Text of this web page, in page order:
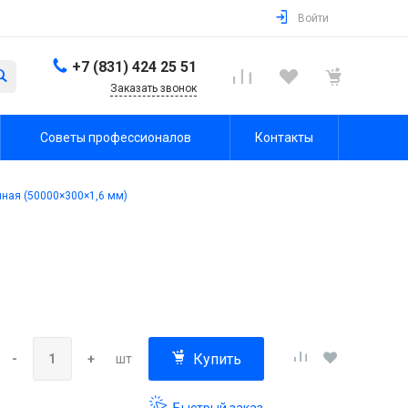
Войти
+7 (831) 424 25 51
Заказать звонок
Советы профессионалов Контакты
(50000×300×1,6 мм)
- + шт Купить